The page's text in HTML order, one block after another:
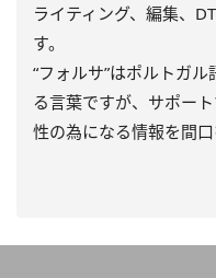
ライティング、編集、
す。
“フォルサ”はポルトガ
る言葉ですが、サポー
性の為になる情報を間口